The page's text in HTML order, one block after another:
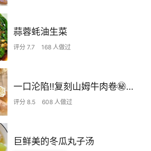
蒜蓉蚝油生菜
评分 7.7 168 人做过
一口沦陷‼️复刻山姆牛肉卷㊙️皮薄馅足爆好吃
评分 8.5 608 人做过
巨鲜美的冬瓜丸子汤